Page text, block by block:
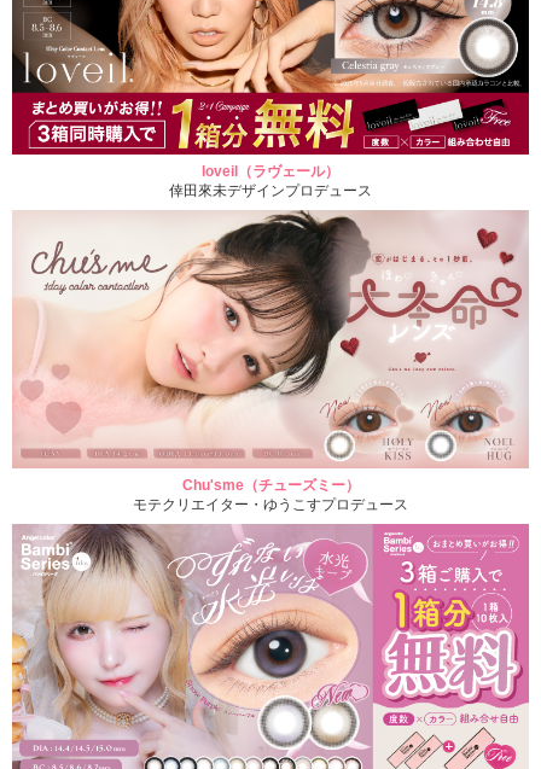
loveil（ラヴェール）
倖田來未デザインプロデュース
Chu'sme（チューズミー）
モテクリエイター・ゆうこすプロデュース